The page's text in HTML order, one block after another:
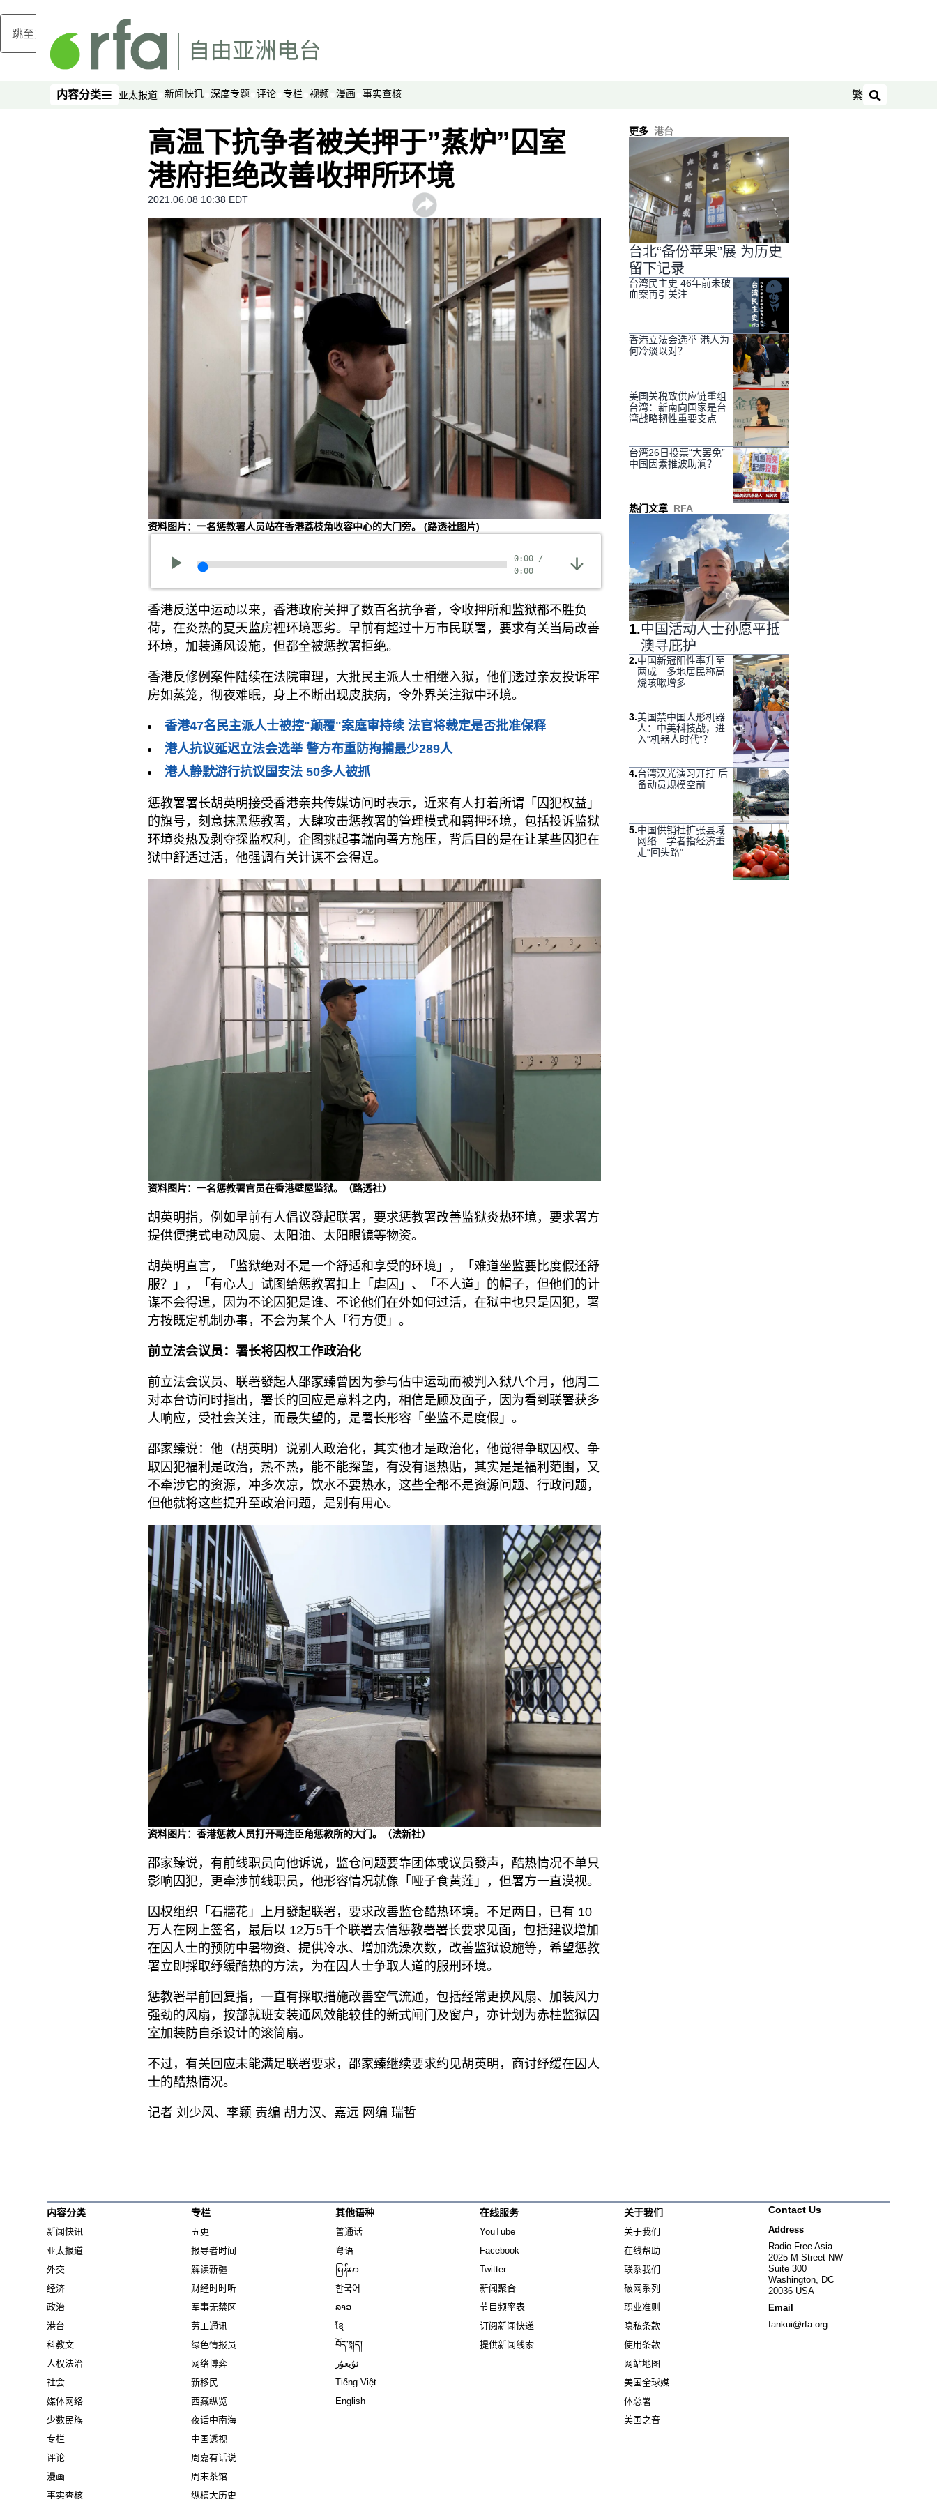
跳至主内容
内容分类
内容分类 亚太报道 新闻快讯 深度专题 评论 专栏 视频 漫画 事实查核 繁
搜索
高温下抗争者被关押于”蒸炉”囚室
港府拒绝改善收押所环境
2021.06.08 10:38 EDT
资料图片：一名惩教署人员站在香港荔枝角收容中心的大门旁。 (路透社图片)
0:00 /
0:00
香港反送中运动以来，香港政府关押了数百名抗争者，令收押所和监狱都不胜负
荷，在炎热的夏天监房裡环境恶劣。早前有超过十万市民联署，要求有关当局改善
环境，加装通风设施，但都全被惩教署拒绝。
香港反修例案件陆续在法院审理，大批民主派人士相继入狱，他们透过亲友投诉牢
房如蒸笼，彻夜难眠，身上不断出现皮肤病，令外界关注狱中环境。
香港47名民主派人士被控"颠覆"案庭审持续 法官将裁定是否批准保释
港人抗议延迟立法会选举 警方布重防拘捕最少289人
港人静默游行抗议国安法 50多人被抓
惩教署署长胡英明接受香港亲共传媒访问时表示，近来有人打着所谓「囚犯权益」
的旗号，刻意抹黑惩教署，大肆攻击惩教署的管理模式和羁押环境，包括投诉监狱
环境炎热及剥夺探监权利，企图挑起事端向署方施压，背后目的是在让某些囚犯在
狱中舒适过活，他强调有关计谋不会得逞。
资料图片：一名惩教署官员在香港壁屋监狱。（路透社）
胡英明指，例如早前有人倡议發起联署，要求惩教署改善监狱炎热环境，要求署方
提供便携式电动风扇、太阳油、太阳眼镜等物资。
胡英明直言，「监狱绝对不是一个舒适和享受的环境」，「难道坐监要比度假还舒
服？」，「有心人」试图给惩教署扣上「虐囚」、「不人道」的帽子，但他们的计
谋不会得逞，因为不论囚犯是谁、不论他们在外如何过活，在狱中也只是囚犯，署
方按既定机制办事，不会为某个人「行方便」。
前立法会议员：署长将囚权工作政治化
前立法会议员、联署發起人邵家臻曾因为参与佔中运动而被判入狱八个月，他周二
对本台访问时指出，署长的回应是意料之内，相信是顾及面子，因为看到联署获多
人响应，受社会关注，而最失望的，是署长形容「坐监不是度假」。
邵家臻说：他（胡英明）说别人政治化，其实他才是政治化，他觉得争取囚权、争
取囚犯福利是政治，热不热，能不能探望，有没有退热贴，其实是是福利范围，又
不牵涉它的资源，冲多次凉，饮水不要热水，这些全都不是资源问题、行政问题，
但他就将这些提升至政治问题，是别有用心。
资料图片：香港惩教人员打开哥连臣角惩教所的大门。（法新社）
邵家臻说，有前线职员向他诉说，监仓问题要靠团体或议员發声，酷热情况不单只
影响囚犯，更牵涉前线职员，他形容情况就像「哑子食黄莲」，但署方一直漠视。
囚权组织「石牆花」上月發起联署，要求改善监仓酷热环境。不足两日，已有 10
万人在网上签名，最后以 12万5千个联署去信惩教署署长要求见面，包括建议增加
在囚人士的预防中暑物资、提供冷水、增加洗澡次数，改善监狱设施等，希望惩教
署立即採取纾缓酷热的方法，为在囚人士争取人道的服刑环境。
惩教署早前回复指，一直有採取措施改善空气流通，包括经常更换风扇、加装风力
强劲的风扇，按部就班安装通风效能较佳的新式闸门及窗户，亦计划为赤柱监狱囚
室加装防自杀设计的滚筒扇。
不过，有关回应未能满足联署要求，邵家臻继续要求约见胡英明，商讨纾缓在囚人
士的酷热情况。
记者 刘少风、李颖 责编 胡力汉、嘉远 网编 瑞哲
更多 港台
台北“备份苹果”展 为历史
留下记录
台湾民主史 46年前未破
血案再引关注
香港立法会选举 港人为
何冷淡以对？
美国关税致供应链重组
台湾：新南向国家是台
湾战略韧性重要支点
台湾26日投票“大罢免”
中国因素推波助澜？
热门文章 RFA
1.中国活动人士孙愿平抵
澳寻庇护
2.中国新冠阳性率升至
两成 多地居民称高
烧咳嗽增多
3.美国禁中国人形机器
人：中美科技战，进
入“机器人时代”？
4.台湾汉光演习开打 后
备动员规模空前
5.中国供销社扩张县域
网络 学者指经济重
走“回头路”
内容分类
新闻快讯
亚太报道
外交
经济
政治
港台
科教文
人权法治
社会
媒体网络
少数民族
专栏
评论
漫画
事实查核
专栏
五更
报导者时间
解读新疆
财经时时听
军事无禁区
劳工通讯
绿色情报员
网络博弈
新移民
西藏纵览
夜话中南海
中国透视
周嘉有话说
周末茶馆
纵横大历史
其他语种
普通话
粤语
မြန်မာ
한국어
ລາວ
ខ្មែ
བོད་སྐད།
ئۇيغۇر
Tiếng Việt
English
在线服务
YouTube
Facebook
Twitter
新闻聚合
节目频率表
订阅新闻快递
提供新闻线索
关于我们
关于我们
在线帮助
联系我们
破网系列
职业准则
隐私条款
使用条款
网站地图
美国全球媒
体总署
美国之音
Contact Us
Address
Radio Free Asia
2025 M Street NW
Suite 300
Washington, DC
20036 USA
Email
fankui@rfa.org